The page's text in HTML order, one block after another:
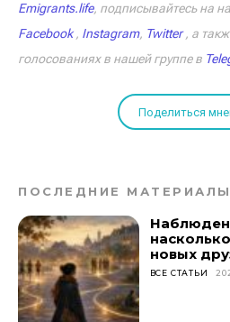
Emigrants.life, подписывайтесь на
Facebook, Instagram, Twitter, а
голосованиях в нашей группе в
Поделиться
ПОСЛЕДНИЕ МАТЕРИАЛЫ
новых
ВСЕ СТАТЬИ